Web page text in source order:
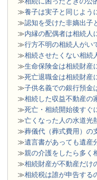
≫養子は実子と同じよう
≫認知を受けた非嫡出子
≫内縁の配偶者は相続人
≫行方不明の相続人がい
≫相続させたくない相続
≫生命保険金は相続財産
≫死亡退職金は相続財産
≫子供名義での銀行預金
≫相続した収益不動産の
≫死亡・相続開始後すぐ
≫亡くなった人の水道光
≫葬儀代（葬式費用）の
≫遺言書があっても遺産
≫親の介護をしたら多く
≫相続財産が不動産だけ
≫相続税は誰が申告する